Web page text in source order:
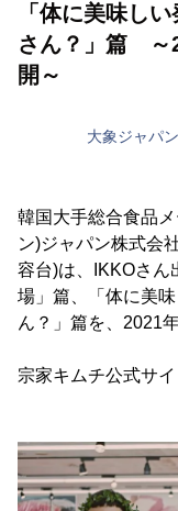
「体に美味し
さん？」篇 ～
開～
大象ジャパ
韓国大手総合食品
ン)ジャパン株式会
容台)は、IKKOさん
場」篇、「体に美
ん？」篇を、2021
宗家キムチ公式サイ